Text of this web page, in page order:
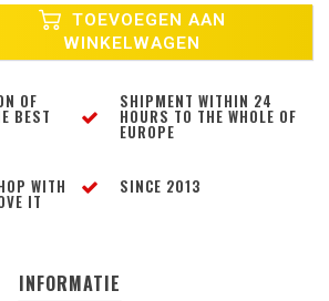
TOEVOEGEN AAN
WINKELWAGEN
OF
BEST
SHIPMENT WITHIN 24
HOURS TO THE WHOLE OF
EUROPE
WITH
IT
SINCE 2013
INFORMATIE